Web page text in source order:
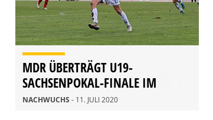
MDR ÜBERTRÄGT U19-
SACHSENPOKAL-FINALE IM
LIVESTREAM
NACHWUCHS - 11. JULI 2020